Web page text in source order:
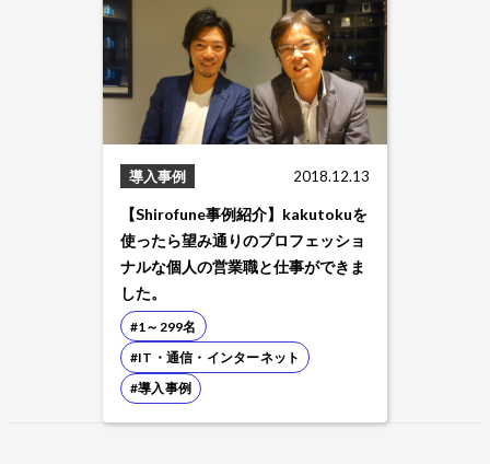
導入事例 2018.12.13
【Shirofune事例紹介】kakutokuを
使ったら望み通りのプロフェッショ
ナルな個人の営業職と仕事ができま
した。
#1～299名
#IT・通信・インターネット
#導入事例